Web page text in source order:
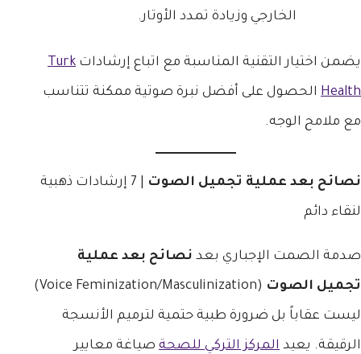
الخارجي وزيادة تمدد الأوتار.
يضمن اختيار التقنية المناسبة مع اتباع إرشادات Turk
Health الحصول على أفضل نبرة صوتية ممكنة تتناسب
مع ملامح الوجه.
نصائح بعد عملية تجميل الصوت | 7 إرشادات ذهبية
لنقاء دائم
صدمة الصمت الإجباري بعد نصائح بعد عملية
تجميل الصوت (Voice Feminization/Masculinization)
ليست عقاباً بل ضرورة طبية حتمية لترميم الأنسجة
الرقيقة. يعيد المركز التركي للصحة صياغة معايير